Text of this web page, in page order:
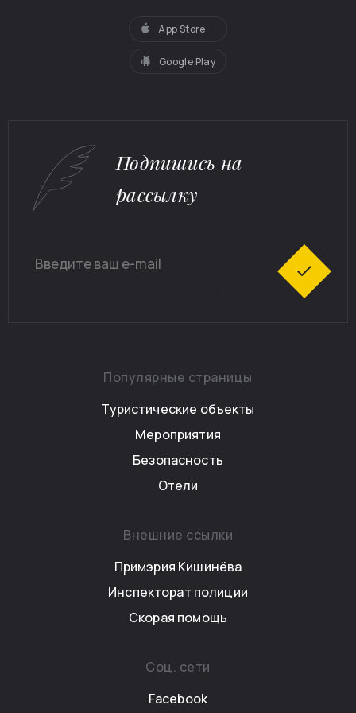
App Store
Google Play
Подпишись на
рассылку
Популярные страницы
Туристические объекты
Мероприятия
Безопасность
Отели
Внешние ссылки
Примэрия Кишинёва
Инспекторат полиции
Скорая помощь
Соц. сети
Facebook